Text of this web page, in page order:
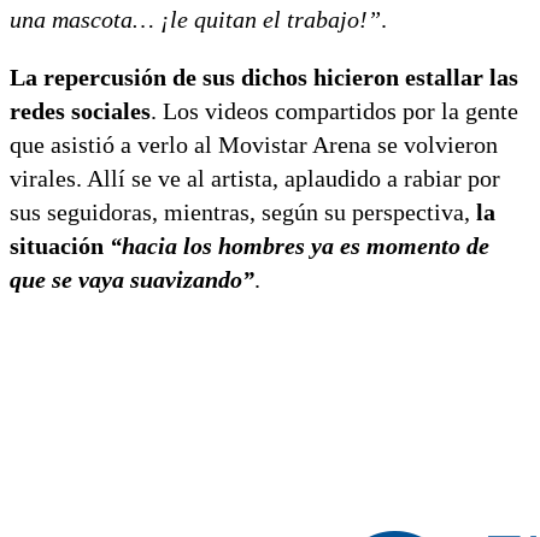
una mascota… ¡le quitan el trabajo!”.
La repercusión de sus dichos hicieron estallar las
redes sociales. Los videos compartidos por la gente
que asistió a verlo al Movistar Arena se volvieron
virales. Allí se ve al artista, aplaudido a rabiar por
sus seguidoras, mientras, según su perspectiva, la
situación “hacia los hombres ya es momento de
que se vaya suavizando”.